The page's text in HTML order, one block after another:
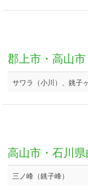
郡上市・高山市
サワラ（小川）、銚子
高山市・石川
三ノ峰（銚子峰）